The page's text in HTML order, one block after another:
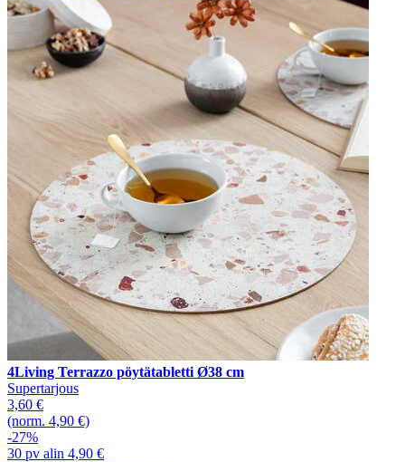
4Living Terrazzo pöytätabletti Ø38 cm
Supertarjous
3,60 €
(norm. 4,90 €)
-27%
30 pv alin 4,90 €